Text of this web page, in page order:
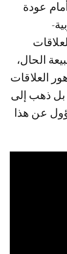
عودة
الحال،
العلاقات
بل ذهب إلى
عن هذا